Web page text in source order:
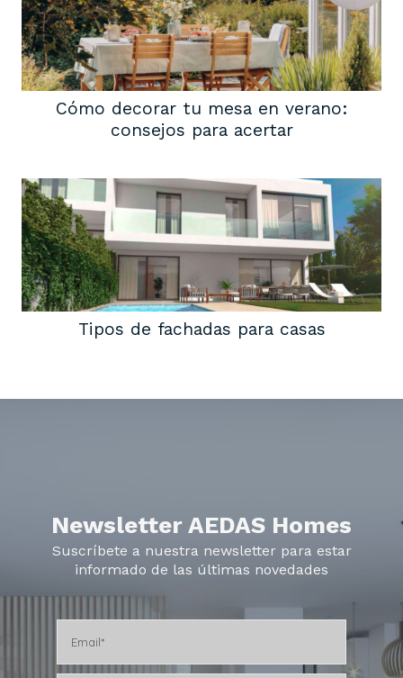
Cómo decorar tu mesa en verano:
consejos para acertar
Tipos de fachadas para casas
Newsletter AEDAS Homes
Suscríbete a nuestra newsletter para estar
informado de las últimas novedades